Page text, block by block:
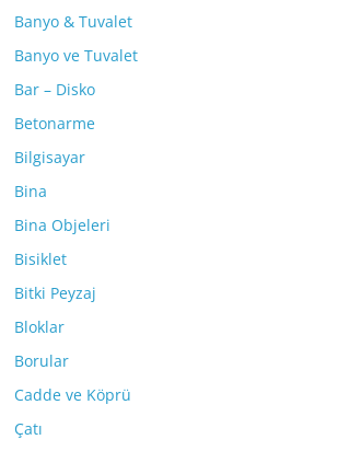
Banyo & Tuvalet
Banyo ve Tuvalet
Bar – Disko
Betonarme
Bilgisayar
Bina
Bina Objeleri
Bisiklet
Bitki Peyzaj
Bloklar
Borular
Cadde ve Köprü
Çatı